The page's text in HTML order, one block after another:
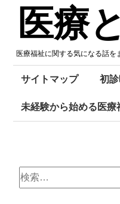
Skip
content
医療
医療福祉に関する気になる話を
サイトマップ 初
未経験から始める医療
検
索: